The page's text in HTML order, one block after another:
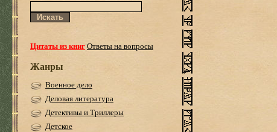
Цитаты из книгОтветы на вопросы
Жанры
Военное дело
Деловая литература
Детективы и Триллеры
Детское